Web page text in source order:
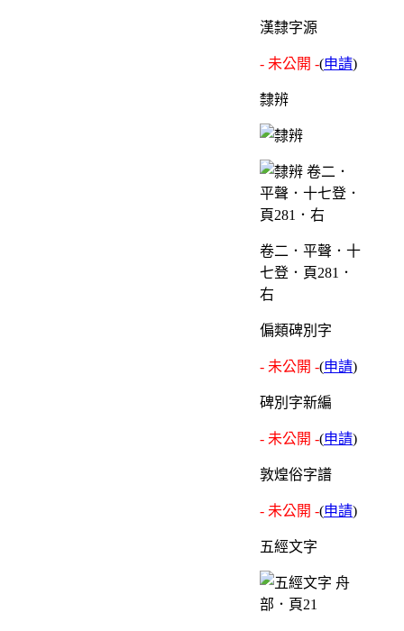
漢隸字源
- 未公開 -(申請)
隸辨
卷二．平聲．十
七登．頁281．
右
偏類碑別字
- 未公開 -(申請)
碑別字新編
- 未公開 -(申請)
敦煌俗字譜
- 未公開 -(申請)
五經文字